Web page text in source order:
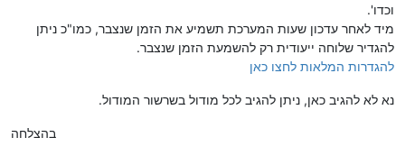
וכדו'.
מיד לאחר עדכון שעות המערכת תשמיע את הזמן שנצבר, כמו"כ ניתן
להגדיר שלוחה ייעודית רק להשמעת הזמן שנצבר.
להגדרות המלאות לחצו כאן
נא לא להגיב כאן, ניתן להגיב לכל מודול בשרשור המודול.
בהצלחה